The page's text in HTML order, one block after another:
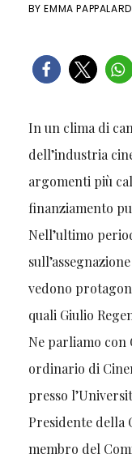
BYEMMA
In un clima di
dell’industria
argomenti più
finanziamento
Nell’ultimo
vedono
quali Giulio
Ne parliamo con
ordinario di
presso
Presidente della
membro del